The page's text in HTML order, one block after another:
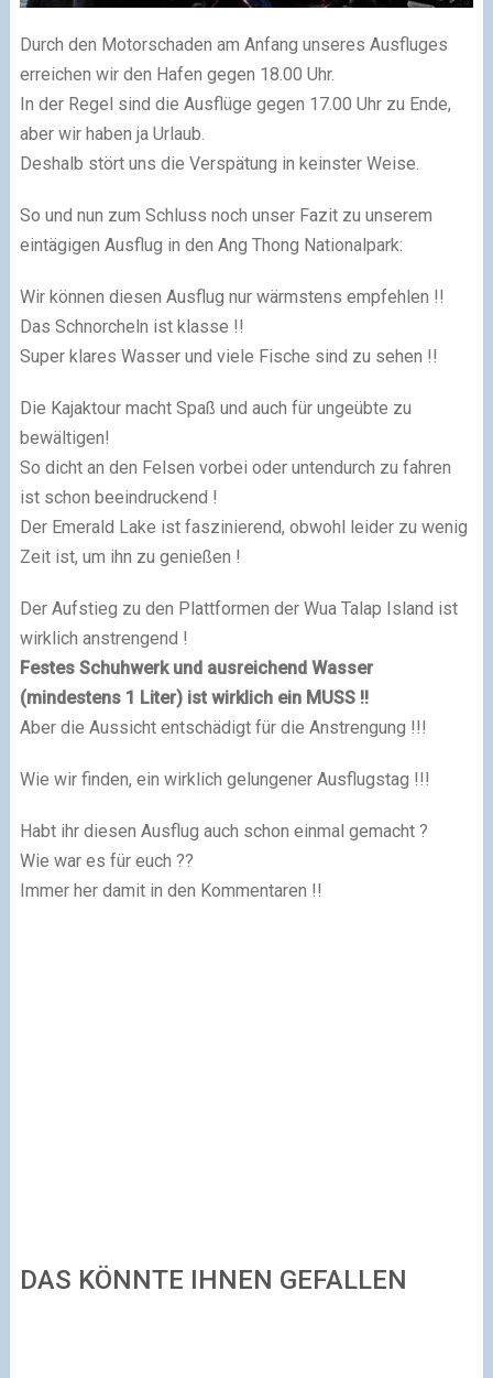
Durch den Motorschaden am Anfang unseres Ausfluges
erreichen wir den Hafen gegen 18.00 Uhr.
In der Regel sind die Ausflüge gegen 17.00 Uhr zu Ende,
aber wir haben ja Urlaub.
Deshalb stört uns die Verspätung in keinster Weise.
So und nun zum Schluss noch unser Fazit zu unserem
eintägigen Ausflug in den Ang Thong Nationalpark:
Wir können diesen Ausflug nur wärmstens empfehlen !!
Das Schnorcheln ist klasse !!
Super klares Wasser und viele Fische sind zu sehen !!
Die Kajaktour macht Spaß und auch für ungeübte zu
bewältigen!
So dicht an den Felsen vorbei oder untendurch zu fahren
ist schon beeindruckend !
Der Emerald Lake ist faszinierend, obwohl leider zu wenig
Zeit ist, um ihn zu genießen !
Der Aufstieg zu den Plattformen der Wua Talap Island ist
wirklich anstrengend !
Festes Schuhwerk und ausreichend Wasser
(mindestens 1 Liter) ist wirklich ein MUSS !!
Aber die Aussicht entschädigt für die Anstrengung !!!
Wie wir finden, ein wirklich gelungener Ausflugstag !!!
Habt ihr diesen Ausflug auch schon einmal gemacht ?
Wie war es für euch ??
Immer her damit in den Kommentaren !!
DAS KÖNNTE IHNEN GEFALLEN